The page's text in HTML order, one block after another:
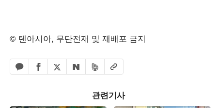
© 텐아시아, 무단전재 및 재배포 금지
카카오톡 공유하기
페이스북 공유하기
엑스 공유하기
네이버 공유하기
밴드 공유하기
URL복사
관련기사